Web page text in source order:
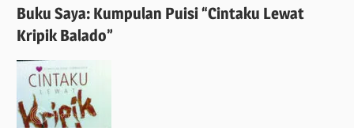
Buku Saya: Kumpulan Puisi “Cintaku Lewat
Kripik Balado”